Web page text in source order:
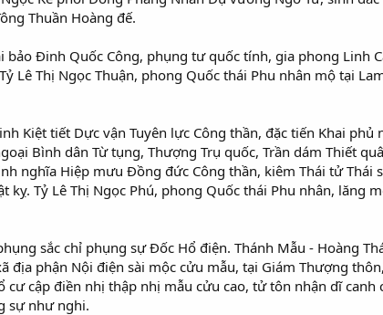
Thuần Hoàng đế.
Đinh Quốc Công, phụng tư quốc tính, gia phong Linh
Thị Ngọc Thuận, phong Quốc thái Phu nhân mộ tại
Kiệt tiết Dực vận Tuyên lực Công thần, đặc tiến Khai phủ
Bình dân Từ tụng, Thượng Trụ quốc, Trần dám Thiết
nghĩa Hiệp mưu Đồng đức Công thần, kiêm Thái tử Thái
Tỷ Lê Thị Ngọc Phú, phong Quốc thái Phu nhân, lăng
sắc chỉ phụng sự Đốc Hổ điện. Thánh Mẫu - Hoàng
phận Nội điện sài mộc cửu mẫu, tại Giám Thượng
cập điền nhị thập nhị mẫu cửu cao, tử tôn nhận dĩ canh
sự như nghi.